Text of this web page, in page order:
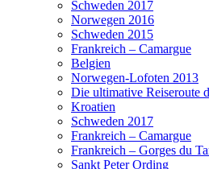
Schweden 2017
Norwegen 2016
Schweden 2015
Frankreich – Camargue
Belgien
Norwegen-Lofoten 2013
Die ultimative Reiseroute
Kroatien
Schweden 2017
Frankreich – Camargue
Frankreich – Gorges du
Sankt Peter Ording